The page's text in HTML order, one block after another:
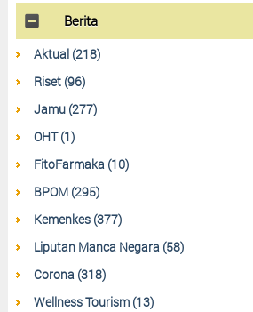
Berita
Aktual (218)
Riset (96)
Jamu (277)
OHT (1)
FitoFarmaka (10)
BPOM (295)
Kemenkes (377)
Liputan Manca Negara (58)
Corona (318)
Wellness Tourism (13)